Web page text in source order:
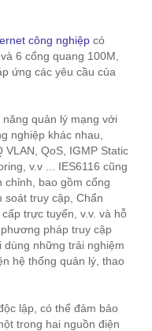
công nghiệp có
6 cổng quang 100M,
ứng các yêu cầu của
quản lý mạng với
nghiệp khác nhau,
VLAN, QoS, IGMP Static
v.v ... IES6116 cũng
bao gồm cổng
soát truy cập, Chẩn
trực tuyến, v.v. và hỗ
pháp truy cập
dùng những trải nghiệm
hệ thống quản lý, thao
lập, có thể đảm bảo
trong hai nguồn điện